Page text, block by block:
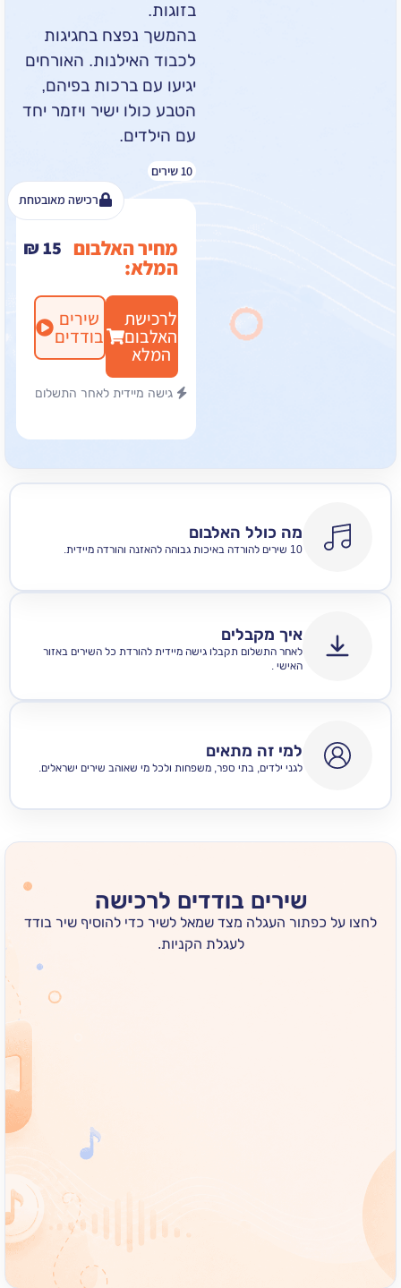
בהמשך נפצח בחגיגות
לכבוד האילנות. האורחים
יגיעו עם ברכות בפיהם,
הטבע כולו ישיר ויזמר יחד
עם הילדים.
מחיר האלבום ₪15
לרכישת
האלבום
שירים
בודדים
גישה מיידית לאחר התשלום
רכישה מאובטחת
מה כולל האלבום
איך מקבלים
לאחר התשלום תקבלו גישה מיידית להורדת כל השירים באזור
למי זה מתאים
לגני ילדים, בתי ספר, משפחות ולכל מי שאוהב שירים ישראלים.
שירים בודדים לרכישה
כפתור העגלה מצד שמאל לשיר כדי להוסיף שיר בודד
לעגלת הקניות.